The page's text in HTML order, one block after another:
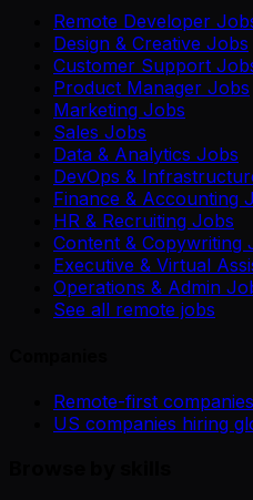
Remote Developer
Design & Creative Jobs
Customer Support
Product Manager Jobs
Marketing Jobs
Sales Jobs
Data & Analytics Jobs
DevOps &
Finance & Accounting
HR & Recruiting Jobs
Content & Copywriting
Executive & Virtual
Operations & Admin
See all remote jobs
Remote-first companies
US companies hiring